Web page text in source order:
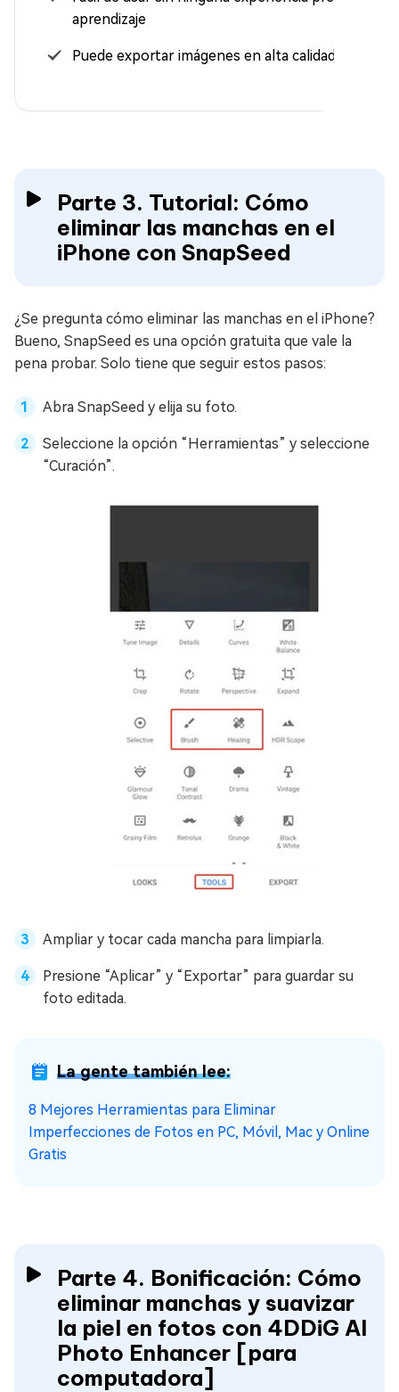
aprendizaje
Puede exportar imágenes en alta calidad
Parte 3. Tutorial: Cómo
eliminar las manchas en el
iPhone con SnapSeed
¿Se pregunta cómo eliminar las manchas en el iPhone?
Bueno, SnapSeed es una opción gratuita que vale la
pena probar. Solo tiene que seguir estos pasos:
Abra SnapSeed y elija su foto.
Seleccione la opción “Herramientas” y seleccione
“Curación”.
Ampliar y tocar cada mancha para limpiarla.
Presione “Aplicar” y “Exportar” para guardar su
foto editada.
La gente también lee:
8 Mejores Herramientas para Eliminar
Imperfecciones de Fotos en PC, Móvil, Mac y Online
Gratis
Parte 4. Bonificación: Cómo
eliminar manchas y suavizar
la piel en fotos con 4DDiG AI
Photo Enhancer [para
computadora]